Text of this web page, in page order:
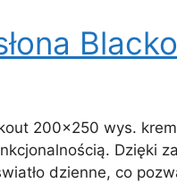
200×250 wys.
Dzięki
dzienne, co